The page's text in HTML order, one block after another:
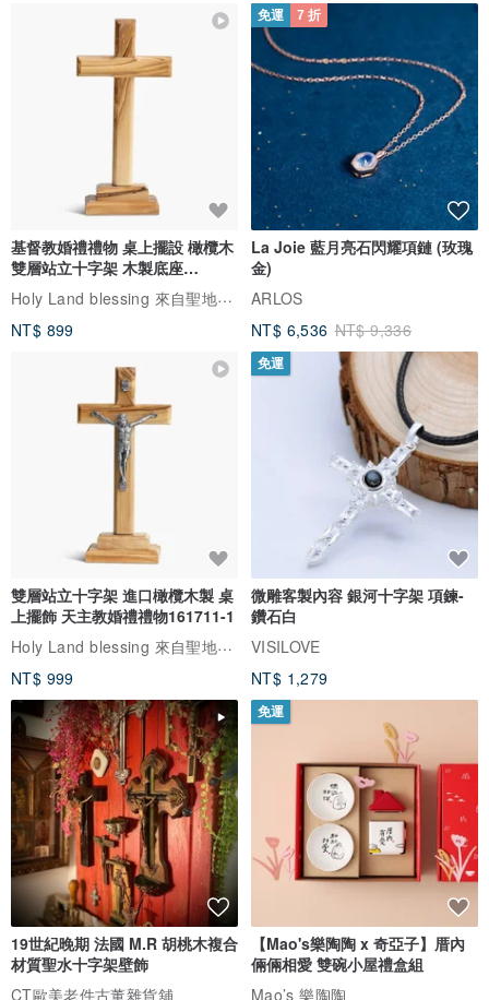
基督教婚禮禮物 桌上擺設 橄欖木
雙層站立十字架 木製底座
161711
Holy Land blessing 來自聖地的祝福
NT$ 899
免運 7 折
La Joie 藍月亮石閃耀項鏈 (玫瑰
金)
ARLOS
NT$ 6,536 NT$ 9,336
雙層站立十字架 進口橄欖木製 桌
上擺飾 天主教婚禮禮物161711-1
Holy Land blessing 來自聖地的祝福
NT$ 999
免運
微雕客製內容 銀河十字架 項鍊-
鑽石白
VISILOVE
NT$ 1,279
19世紀晚期 法國 M.R 胡桃木複合
材質聖水十字架壁飾
CT歐美老件古董雜貨舖
免運
【Mao's樂陶陶 x 奇亞子】厝內
倆倆相愛 雙碗小屋禮盒組
Mao’s 樂陶陶